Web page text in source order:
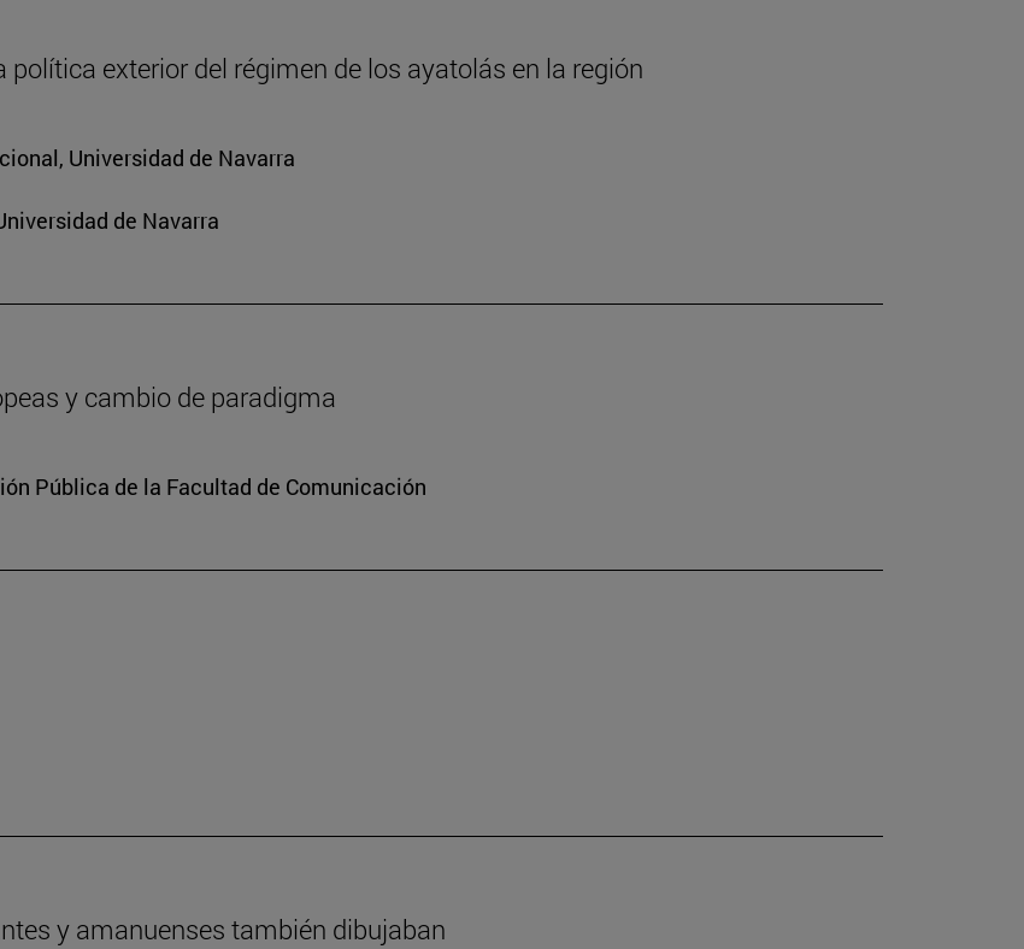
exterior del régimen de los ayatolás en la región
Universidad de Navarra
de Navarra
y cambio de paradigma
Pública de la Facultad de Comunicación
y amanuenses también dibujaban